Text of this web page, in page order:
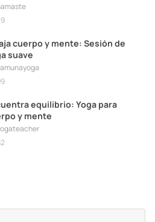
cuerpo y mente: Sesión de
suave
equilibrio: Yoga para
y mente